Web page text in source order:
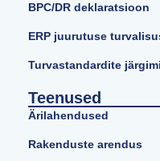
BPC/DR deklaratsioon
ERP juurutuse
Turvastandardite
Teenused
Ärilahendused
Rakenduste arendus